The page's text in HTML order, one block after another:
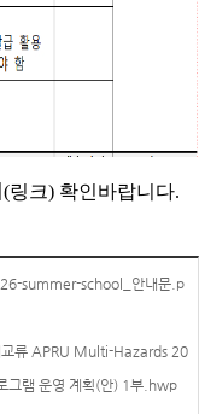
(링크) 확인바랍니다.
summer-school_안내문.p
교류 APRU Multi-Hazards 20
램 운영 계획(안) 1부.hwp